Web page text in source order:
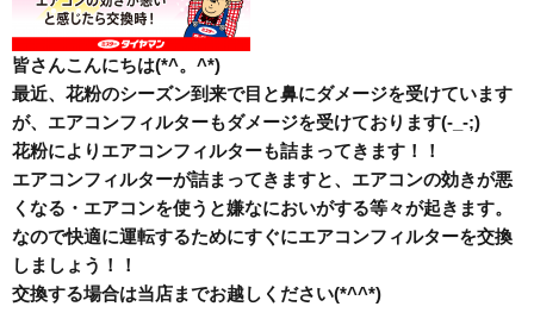
皆さんこんにちは(*^。^*)
最近、花粉のシーズン到来で目と鼻にダメージを受けています
が、エアコンフィルターもダメージを受けております(-_-;)
花粉によりエアコンフィルターも詰まってきます！！
エアコンフィルターが詰まってきますと、エアコンの効きが悪
くなる・エアコンを使うと嫌なにおいがする等々が起きます。
なので快適に運転するためにすぐにエアコンフィルターを交換
しましょう！！
交換する場合は当店までお越しください(*^^*)